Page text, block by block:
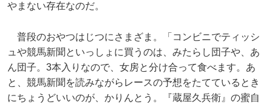
やまない存在なのだ。
普段のおやつはじつにさまざま。「コンビニでティッシ
ュや競馬新聞といっしょに買うのは、みたらし団子や、あ
ん団子。3本入りなので、女房と分け合って食べます。あ
と、競馬新聞を読みながらレースの予想をたてているとき
にちょうどいいのが、かりんとう。『蔵屋久兵衛』の蜜自